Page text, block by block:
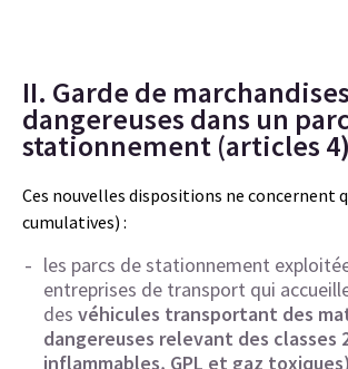
II. Garde de marchandises
dangereuses dans un
stationnement (articles 4)
Ces nouvelles dispositions ne concernent
cumulatives) :
les parcs de stationnement
entreprises de transport qui
des véhicules transportant des
dangereuses relevant des classes
inflammables, GPL et gaz